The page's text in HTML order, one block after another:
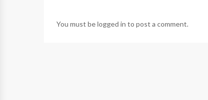
You must belogged in to post a comment.